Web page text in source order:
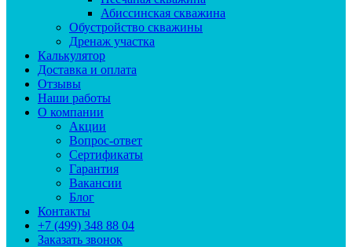
Абиссинская скважина
Обустройство скважины
Дренаж участка
Калькулятор
Доставка и оплата
Отзывы
Наши работы
О компании
Акции
Вопрос-ответ
Сертификаты
Гарантия
Вакансии
Блог
Контакты
+7 (499) 348 88 04
Заказать звонок